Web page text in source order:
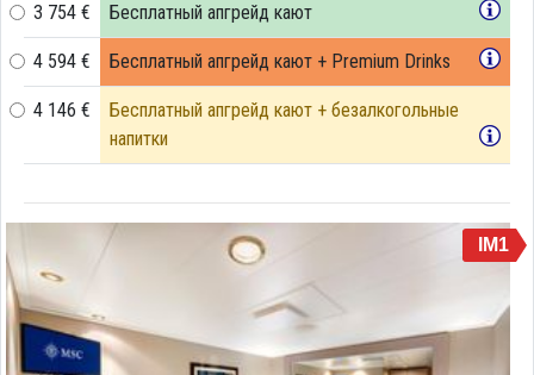
3 754 € Бесплатный апгрейд кают
4 594 € Бесплатный апгрейд кают + Premium Drinks
4 146 €
Бесплатный апгрейд кают + безалкогольные
напитки
IM1